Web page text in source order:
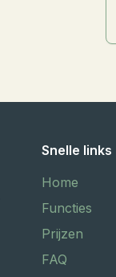
Snelle links
Home
Functies
Prijzen
FAQ